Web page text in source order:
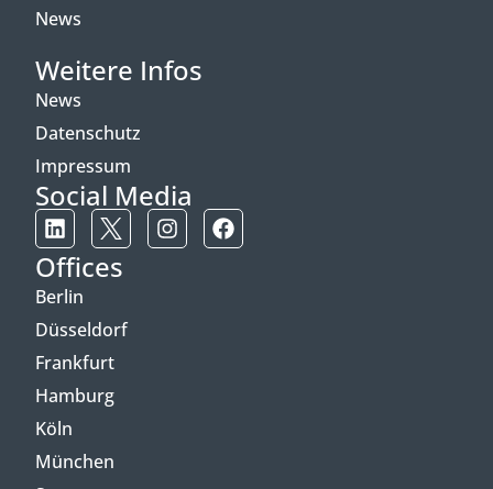
News
Weitere Infos
News
Datenschutz
Impressum
Social Media
Offices
Berlin
Düsseldorf
Frankfurt
Hamburg
Köln
München